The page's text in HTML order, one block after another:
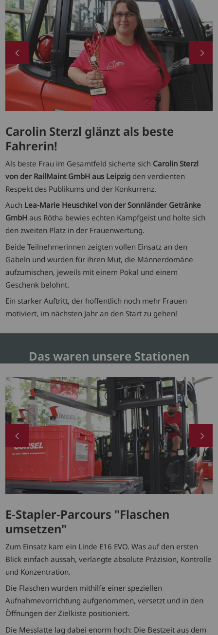
Carolin Sterzl glänzt als beste
Fahrerin!
Als beste Frau im Gesamtfeld sicherte sich Carolin Sterzl
von der RailMaint GmbH aus Leipzig den verdienten
Respekt des Publikums und der Konkurrenz.
Auch Lea-Marie Heuschkel von der Sonnländer Getränke
GmbH aus Rötha bewies echten Kampfgeist und holte sich
den zweiten Platz in der Frauenwertung.
Beide Teilnehmerinnen zeigten vollen Einsatz an den
Gabeln und wurden für ihren Mut, die Männerdomäne
aufzumischen, jeweils mit einem Pokal und einem
Geschenk belohnt.
Ein starker Auftritt, der hoffentlich noch mehr Frauen
motiviert, im nächsten Jahr an den Start zu gehen!
Das waren unsere Stationen
E-Stapler-Parcours "Flaschen
umsetzen"
Zum Einsatz kam ein Linde E16 EVO. Was auf den ersten
Blick einfach aussah, verlangte absolute Präzision, Kontrolle
und Konzentration.
Die Flaschen wurden mithilfe einer speziellen
Aufnahmevorrichtung aufgenommen, versetzt und in den
Öffnungen der Zielkiste positioniert.
Die Messlatte lag dabei enorm hoch: Die Bestzeit aus dem